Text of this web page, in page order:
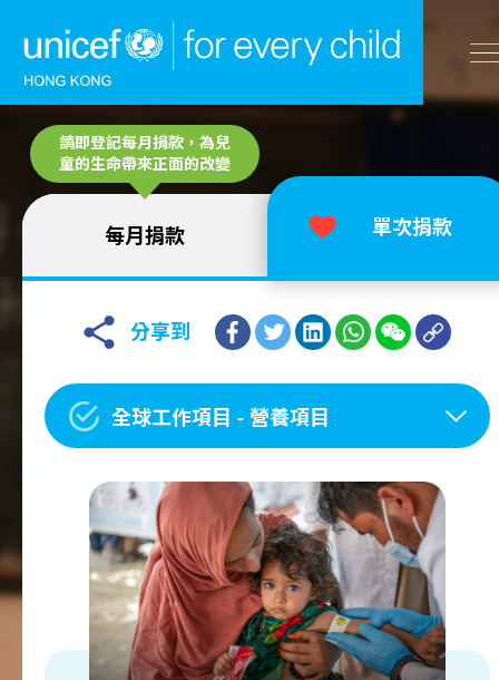
跳到內容（按回車鍵）
A A
我們的工作
立即行動
關於我們
訊息中心
每月捐款
請即登記每月捐款，為兒
童的生命帶來正面的改變
單次捐款
分享到
全球工作項目 - 營養項目